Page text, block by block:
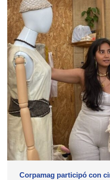
Corpamag participó con